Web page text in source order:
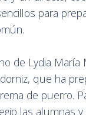
para
de Lydia María
que ha
de puerro.
las alumnas